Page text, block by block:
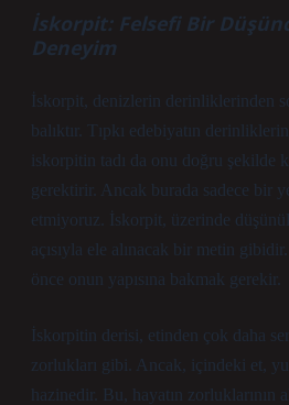
İskorpit: Felsefi Bir
Deneyim
İskorpit, denizlerin derinliklerinden
balıktır. Tıpkı edebiyatın
iskorpitin tadı da onu doğru şekilde
gerektirir. Ancak burada sadece bir
etmiyoruz. İskorpit, üzerinde
açısıyla ele alınacak bir metin
önce onun yapısına bakmak gerekir.
İskorpitin derisi, etinden çok daha
zorlukları gibi. Ancak, içindeki et,
hazinedir. Bu, hayatın zorluklarının